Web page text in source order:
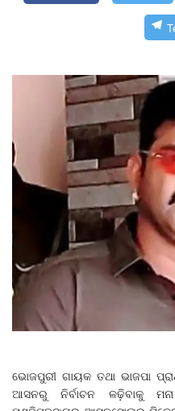
ଭୋଜପୁରୀ ଗାୟକ ତଥା ଭାଜପା
ଆସନରୁ ନିର୍ବାଚନ ଳଢ଼ିବାକୁ